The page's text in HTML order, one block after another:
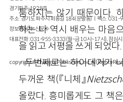
툼하지는 않기 때문이다.
하는 나 역시 배우는 마음
을 읽고 서평을 쓰게 되었다.
두번째로는 하이데거가
두꺼운 책(『니체』
올랐다. 흥미롭게도 그 책
경기파주-1928호
주소 : 경기도 파주시 회동길 184(문발동)ㅣ팩스 :
정보책임자 : 신문수
대표전화 : 031-955-3333(월~금 10시~17시), 점심
copyright © Changbi Publishers, inc. All Rights